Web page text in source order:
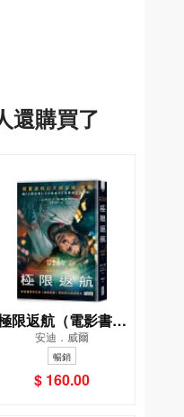
還購買了
限返航（電影書衣
典藏版）（獨家收錄
作者訪談）
安迪．威爾
暢銷
$ 160.00